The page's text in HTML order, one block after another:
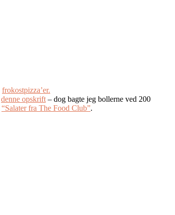
frokostpizza’er.
denne opskrift – dog bagte jeg bollerne ved 200
“Salater fra The Food Club”.